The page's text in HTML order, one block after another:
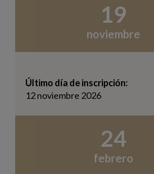
19
noviembre
Último día de inscripción:
12 noviembre 2026
24
febrero